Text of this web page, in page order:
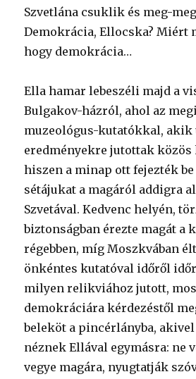
Szvetlána csuklik és meg-
Demokrácia, Ellocska? Miért
hogy demokrácia…
Ella hamar lebeszéli majd a
Bulgakov-házról, ahol az
muzeológus-kutatókkal, akik
eredményekre jutottak közös
hiszen a minap ott fejezték
sétájukat a magáról addigra
Szvetával. Kedvenc helyén,
biztonságban érezte magát a
régebben, míg Moszkvában
önkéntes kutatóval időről
milyen relikviához jutott,
demokráciára kérdezéstől
beleköt a pincérlányba,
néznek Ellával egymásra: ne
vegye magára, nyugtatják